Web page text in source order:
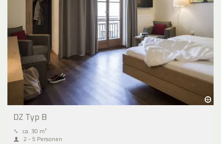
DZ Typ B
⤡ ca. 30 m²
2 - 5 Personen